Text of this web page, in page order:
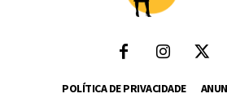
POLÍTICA DE PRIVACIDADE